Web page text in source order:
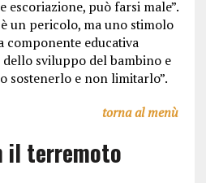
escoriazione, può farsi male”.
un pericolo, ma uno stimolo
componente educativa
sviluppo del bambino e
sostenerlo e non limitarlo”.
torna al menù
il terremoto